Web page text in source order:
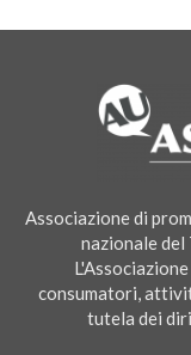
Associazione di
nazionale del
consumatori,
tutela dei